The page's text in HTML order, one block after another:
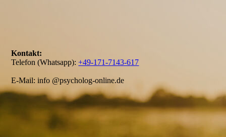
Kontakt:
Telefon (Whatsapp):+49-171-7143-617
E-Mail: info @psycholog-online.de